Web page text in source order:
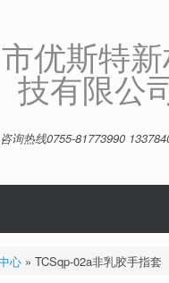
优斯特
技有限公
咨询热线0755-81773990
心» TCSqp-02a非乳胶手指套